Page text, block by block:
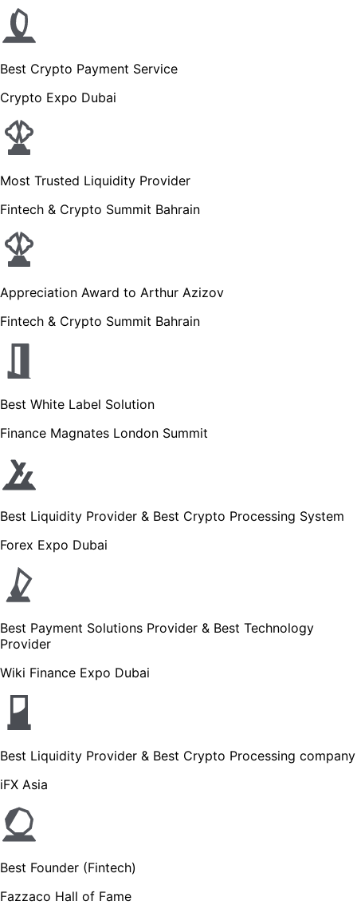
Best Crypto Payment Service
Crypto Expo Dubai
Most Trusted Liquidity Provider
Fintech & Crypto Summit Bahrain
Appreciation Award to Arthur Azizov
Fintech & Crypto Summit Bahrain
Best White Label Solution
Finance Magnates London Summit
Best Liquidity Provider & Best Crypto Processing System
Forex Expo Dubai
Best Payment Solutions Provider & Best Technology
Provider
Wiki Finance Expo Dubai
Best Liquidity Provider & Best Crypto Processing company
iFX Asia
Best Founder (Fintech)
Fazzaco Hall of Fame